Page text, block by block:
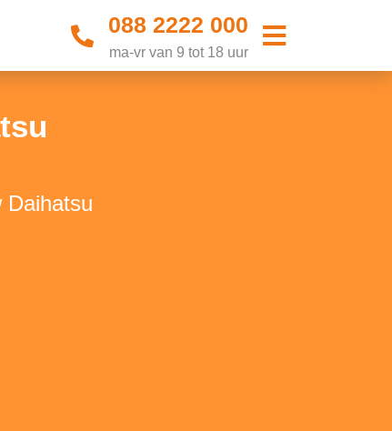
088 2222 000
ma-vr van 9 tot 18 uur
Daihatsu